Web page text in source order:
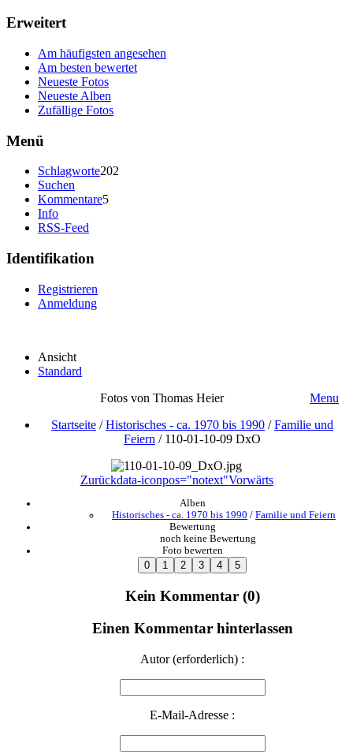
Erweitert
Am häufigsten angesehen
Am besten bewertet
Neueste Fotos
Neueste Alben
Zufällige Fotos
Menü
Schlagworte202
Suchen
Kommentare5
Info
RSS-Feed
Identifikation
Registrieren
Anmeldung
Ansicht
Standard
Fotos von Thomas Heier
Menu
Startseite /Historisches - ca. 1970 bis 1990 /Familie und
Feiern / 110-01-10-09 DxO
Zurückdata-iconpos="notext"Vorwärts
Alben
Historisches - ca. 1970 bis 1990 / Familie und Feiern
Bewertung
noch keine Bewertung
Foto bewerten
Kein Kommentar (0)
Einen Kommentar hinterlassen
Autor (erforderlich) :
E-Mail-Adresse :